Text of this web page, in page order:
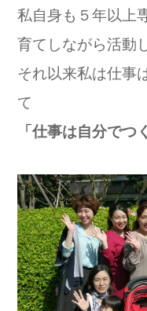
私自身も５年以上
育てしながら活動
それ以来私は仕事
て
「仕事は自分でつ